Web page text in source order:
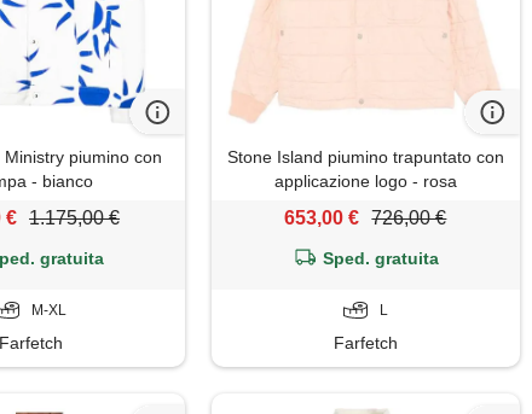
Ministry piumino con
- bianco
€ 1.175,00 €
gratuita
M-XL
Farfetch
Stone Island piumino trapuntato con
applicazione logo - rosa
653,00 € 726,00 €
Sped. gratuita
L
Farfetch